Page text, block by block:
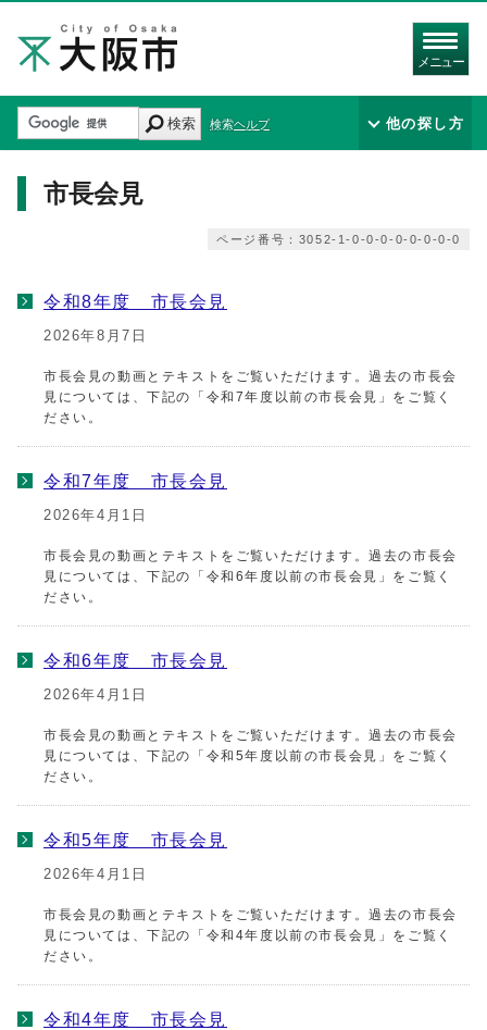
メニュー
検索 検索ヘルプ 他の探し方
市長会見
ページ番号：3052-1-0-0-0-0-0-0-0-0
令和8年度 市長会見
2026年8月7日
市長会見の動画とテキストをご覧いただけます。過去の市長会
見については、下記の「令和7年度以前の市長会見」をご覧く
ださい。
令和7年度 市長会見
2026年4月1日
市長会見の動画とテキストをご覧いただけます。過去の市長会
見については、下記の「令和6年度以前の市長会見」をご覧く
ださい。
令和6年度 市長会見
2026年4月1日
市長会見の動画とテキストをご覧いただけます。過去の市長会
見については、下記の「令和5年度以前の市長会見」をご覧く
ださい。
令和5年度 市長会見
2026年4月1日
市長会見の動画とテキストをご覧いただけます。過去の市長会
見については、下記の「令和4年度以前の市長会見」をご覧く
ださい。
令和4年度 市長会見